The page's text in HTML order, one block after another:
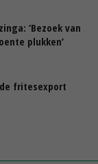
‘Bezoek van
plukken’
fritesexport